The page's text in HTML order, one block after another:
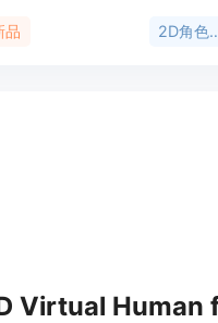
还可将角色动画导出到
品 2D角